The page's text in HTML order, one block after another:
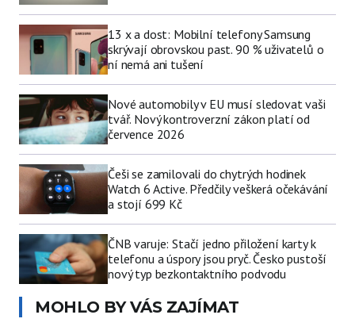
13 x a dost: Mobilní telefony Samsung
skrývají obrovskou past. 90 % uživatelů o
ní nemá ani tušení
Nové automobily v EU musí sledovat vaši
tvář. Nový kontroverzní zákon platí od
července 2026
Češi se zamilovali do chytrých hodinek
Watch 6 Active. Předčily veškerá očekávání
a stojí 699 Kč
ČNB varuje: Stačí jedno přiložení karty k
telefonu a úspory jsou pryč. Česko pustoší
nový typ bezkontaktního podvodu
MOHLO BY VÁS ZAJÍMAT